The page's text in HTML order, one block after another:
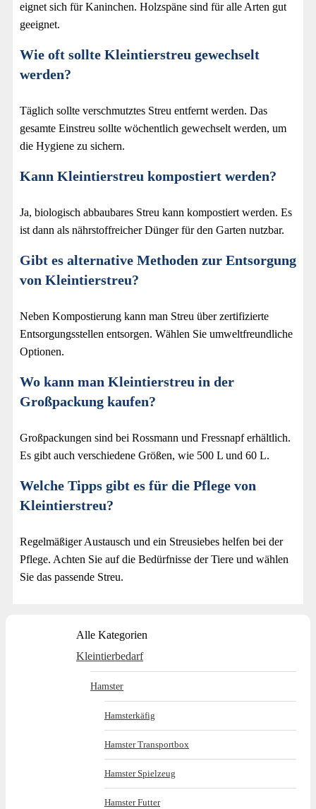
eignet sich für Kaninchen. Holzspäne sind für alle Arten gut
geeignet.
Wie oft sollte Kleintierstreu gewechselt
werden?
Täglich sollte verschmutztes Streu entfernt werden. Das
gesamte Einstreu sollte wöchentlich gewechselt werden, um
die Hygiene zu sichern.
Kann Kleintierstreu kompostiert werden?
Ja, biologisch abbaubares Streu kann kompostiert werden. Es
ist dann als nährstoffreicher Dünger für den Garten nutzbar.
Gibt es alternative Methoden zur Entsorgung
von Kleintierstreu?
Neben Kompostierung kann man Streu über zertifizierte
Entsorgungsstellen entsorgen. Wählen Sie umweltfreundliche
Optionen.
Wo kann man Kleintierstreu in der
Großpackung kaufen?
Großpackungen sind bei Rossmann und Fressnapf erhältlich.
Es gibt auch verschiedene Größen, wie 500 L und 60 L.
Welche Tipps gibt es für die Pflege von
Kleintierstreu?
Regelmäßiger Austausch und ein Streusiebes helfen bei der
Pflege. Achten Sie auf die Bedürfnisse der Tiere und wählen
Sie das passende Streu.
Alle Kategorien
Kleintierbedarf
Hamster
Hamsterkäfig
Hamster Transportbox
Hamster Spielzeug
Hamster Futter